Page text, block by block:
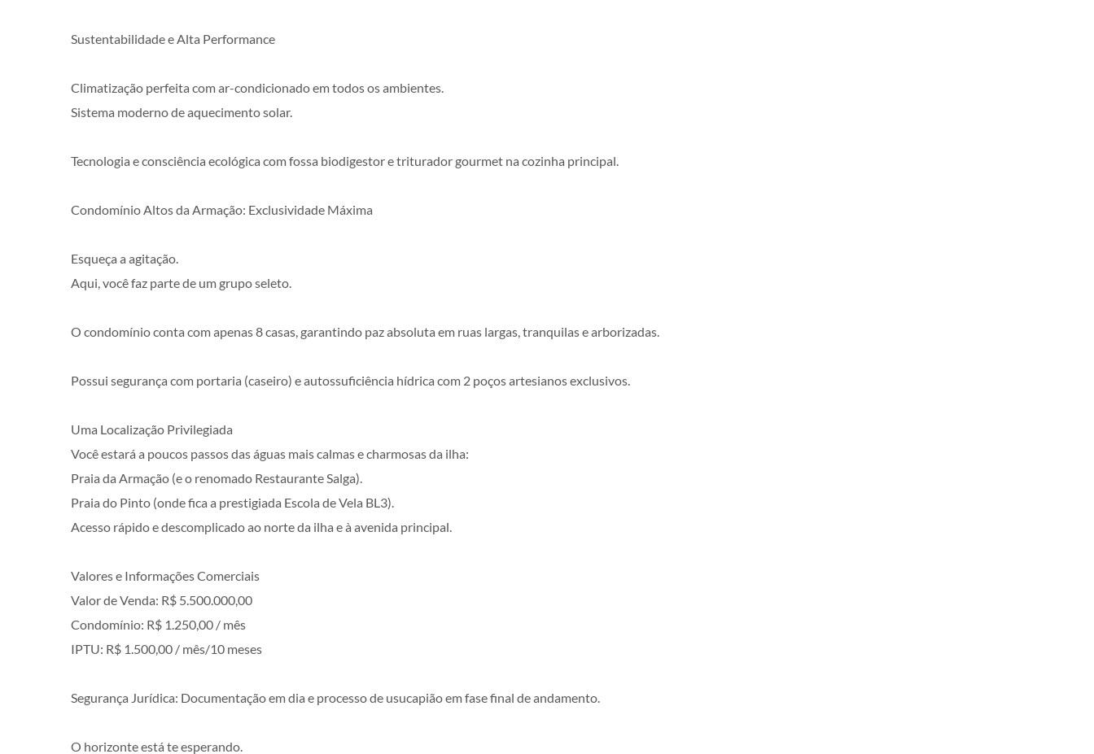
Sustentabilidade e Alta Performance
Climatização perfeita com ar-condicionado em todos os ambientes.
Sistema moderno de aquecimento solar.
Tecnologia e consciência ecológica com fossa biodigestor e triturador gourmet na cozinha principal.
Condomínio Altos da Armação: Exclusividade Máxima
Esqueça a agitação.
Aqui, você faz parte de um grupo seleto.
O condomínio conta com apenas 8 casas, garantindo paz absoluta em ruas largas, tranquilas e arborizadas.
Possui segurança com portaria (caseiro) e autossuficiência hídrica com 2 poços artesianos exclusivos.
Uma Localização Privilegiada
Você estará a poucos passos das águas mais calmas e charmosas da ilha:
Praia da Armação (e o renomado Restaurante Salga).
Praia do Pinto (onde fica a prestigiada Escola de Vela BL3).
Acesso rápido e descomplicado ao norte da ilha e à avenida principal.
Valores e Informações Comerciais
Valor de Venda: R$ 5.500.000,00
Condomínio: R$ 1.250,00 / mês
IPTU: R$ 1.500,00 / mês/10 meses
Segurança Jurídica: Documentação em dia e processo de usucapião em fase final de andamento.
O horizonte está te esperando.